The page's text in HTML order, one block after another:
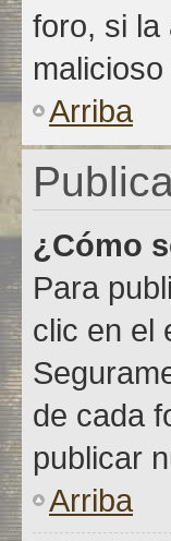
foro, si la
Arriba
¿Cómo
Para
clic en el
de cada
publicar
Arriba